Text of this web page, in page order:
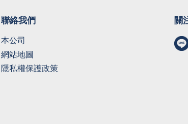
聯絡我們
本公司
網站地圖
隱私權保護政策
關